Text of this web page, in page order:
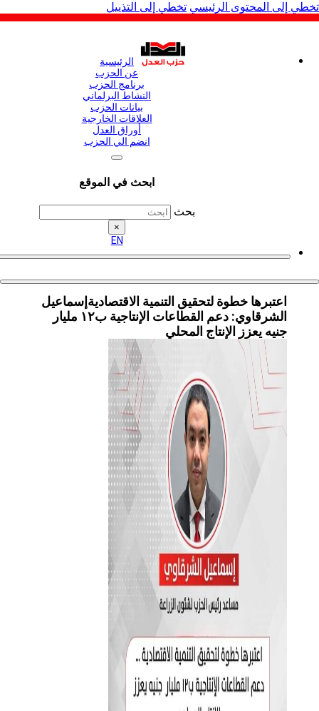
المحتوى الرئيسي تخطي إلى التذييل
الرئيسية
عن الحزب
برنامج الحزب
النشاط البرلماني
بيانات الحزب
العلاقات الخارجية
أوراق العدل
انضم الي الحزب
ابحث في الموقع
اعتبرها خطوة لتحقيق التنمية الاقتصاديةإسماعيل
الشرقاوي: دعم القطاعات الإنتاجية ب١٢ مليار
جنيه يعزز الإنتاج المحلي